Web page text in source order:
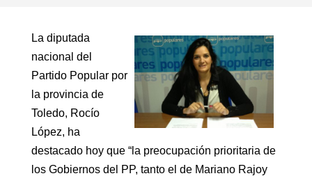
La diputada
nacional del
Partido Popular por
la provincia de
Toledo, Rocío
López, ha
destacado hoy que “la preocupación prioritaria de
los Gobiernos del PP, tanto el de Mariano Rajoy